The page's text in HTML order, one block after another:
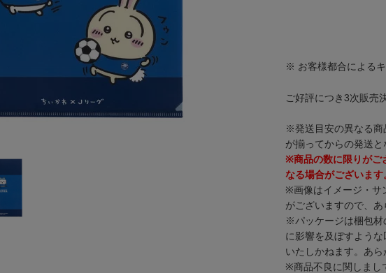
※ お客様都合による
ご好評につき3次販売
※発送目安の異なる商
が揃ってからの発送
※商品の数に限りがご
なる場合がございます
※画像はイメージ・サ
がございますので、
※パッケージは梱包材
に影響を及ぼすよう
いたしかねます。あ
※商品不良に関しまし